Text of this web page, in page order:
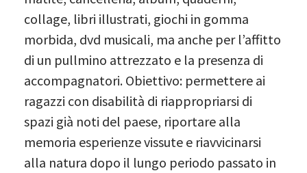
collage, libri illustrati, giochi in gomma
morbida, dvd musicali, ma anche per l’affitto
di un pullmino attrezzato e la presenza di
accompagnatori. Obiettivo: permettere ai
ragazzi con disabilità di riappropriarsi di
spazi già noti del paese, riportare alla
memoria esperienze vissute e riavvicinarsi
alla natura dopo il lungo periodo passato in